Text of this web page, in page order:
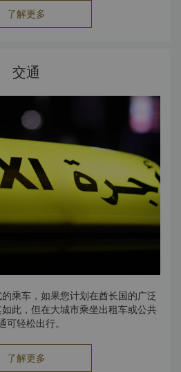
每洞设有五个发球区，所有18洞均
迷人的海景。
方程式阿联酋联合航空公司阿布扎
赛季时，可散步游览赛道或在Yas
Sports City
球场、沙滩排球场和网球场、足球
宽阔，适合进行各种运动。
世界网球锦标赛的举办地，还设有保
电子竞技与彩弹游戏场地。
了解更多
交通
乘车，如果您计划在酋长国的广泛
此，但在大城市乘坐出租车或公共
可轻松出行。
了解更多